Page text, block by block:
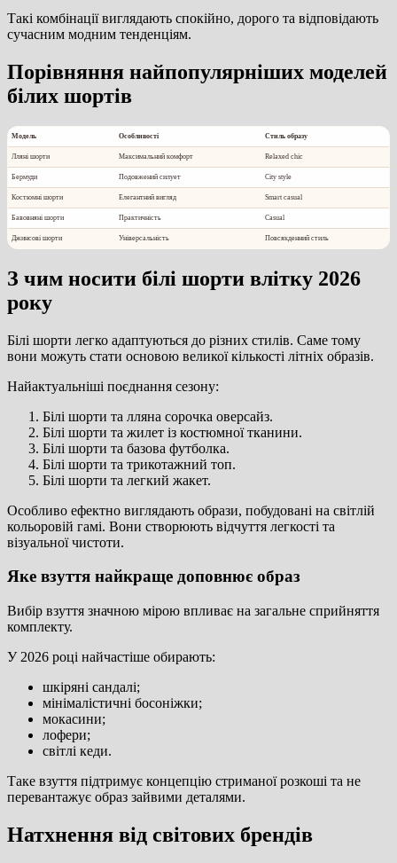
Такі комбінації виглядають спокійно, дорого та відповідають
сучасним модним тенденціям.
Порівняння найпопулярніших моделей
білих шортів
Модель Особливості Стиль образу
Лляні шорти Максимальний комфорт Relaxed chic
Бермуди Подовжений силует City style
Костюмні шорти Елегантний вигляд Smart casual
Бавовняні шорти Практичність Casual
Джинсові шорти Універсальність Повсякденний стиль
З чим носити білі шорти влітку 2026
року
Білі шорти легко адаптуються до різних стилів. Саме тому
вони можуть стати основою великої кількості літніх образів.
Найактуальніші поєднання сезону:
Білі шорти та лляна сорочка оверсайз.
Білі шорти та жилет із костюмної тканини.
Білі шорти та базова футболка.
Білі шорти та трикотажний топ.
Білі шорти та легкий жакет.
Особливо ефектно виглядають образи, побудовані на світлій
кольоровій гамі. Вони створюють відчуття легкості та
візуальної чистоти.
Яке взуття найкраще доповнює образ
Вибір взуття значною мірою впливає на загальне сприйняття
комплекту.
У 2026 році найчастіше обирають:
шкіряні сандалі;
мінімалістичні босоніжки;
мокасини;
лофери;
світлі кеди.
Таке взуття підтримує концепцію стриманої розкоші та не
перевантажує образ зайвими деталями.
Натхнення від світових брендів